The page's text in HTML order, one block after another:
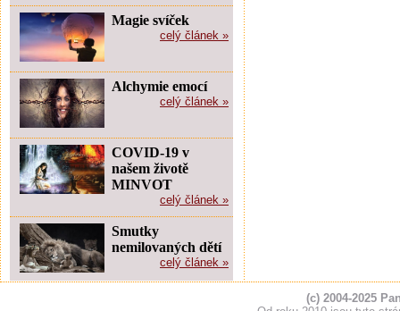
Magie svíček
celý článek »
Alchymie emocí
celý článek »
COVID-19 v
našem životě
MINVOT
celý článek »
Smutky
nemilovaných dětí
celý článek »
(c) 2004-2025